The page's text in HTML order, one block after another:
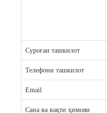
Суроғаи ташкилот
Телефони ташкилот
Email
Сана ва вақти ҳимояи